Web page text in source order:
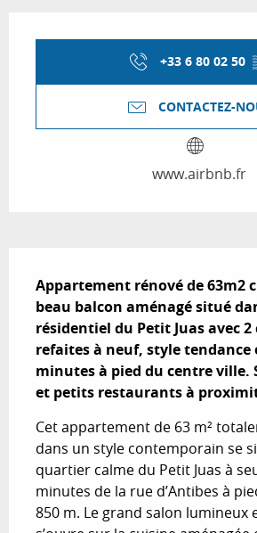
+33 6 80 02 50
CONTACTEZ-
www.airbnb.fr
Appartement rénové de 63m2
beau balcon aménagé situé
résidentiel du Petit Juas avec
refaites à neuf, style tendance
minutes à pied du centre ville.
et petits restaurants à
Cet appartement de 63 m²
dans un style contemporain se
quartier calme du Petit Juas à
minutes de la rue d’Antibes à
850 m. Le grand salon lumineux